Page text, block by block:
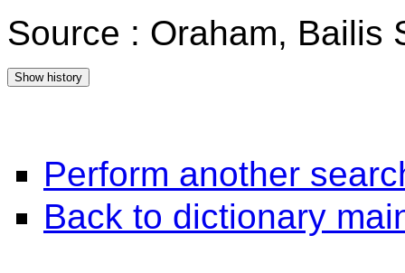
Source : Oraham, Bailis
Perform another
Back to dictionary